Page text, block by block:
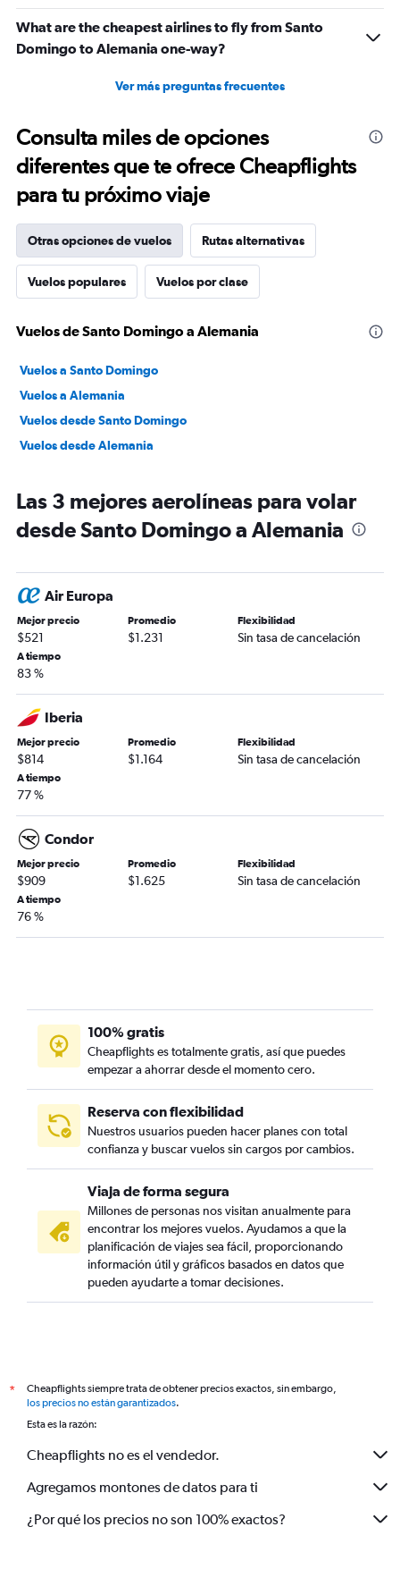
What are the cheapest airlines to fly from Santo
Domingo to Alemania one-way?
Ver más preguntas frecuentes
Consulta miles de opciones
diferentes que te ofrece Cheapflights
para tu próximo viaje
Otras opciones de vuelos Rutas alternativas
Vuelos populares Vuelos por clase
Vuelos de Santo Domingo a Alemania
Vuelos a Santo Domingo
Vuelos a Alemania
Vuelos desde Santo Domingo
Vuelos desde Alemania
Las 3 mejores aerolíneas para volar
desde Santo Domingo a Alemania
Air Europa
Mejor precio
$521
Promedio
$1.231
Flexibilidad
Sin tasa de cancelación
A tiempo
83 %
Iberia
Mejor precio
$814
Promedio
$1.164
Flexibilidad
Sin tasa de cancelación
A tiempo
77 %
Condor
Mejor precio
$909
Promedio
$1.625
Flexibilidad
Sin tasa de cancelación
A tiempo
76 %
100% gratis
Cheapflights es totalmente gratis, así que puedes
empezar a ahorrar desde el momento cero.
Reserva con flexibilidad
Nuestros usuarios pueden hacer planes con total
confianza y buscar vuelos sin cargos por cambios.
Viaja de forma segura
Millones de personas nos visitan anualmente para
encontrar los mejores vuelos. Ayudamos a que la
planificación de viajes sea fácil, proporcionando
información útil y gráficos basados en datos que
pueden ayudarte a tomar decisiones.
*
Cheapflights siempre trata de obtener precios exactos, sin embargo,
los precios no están garantizados.
Esta es la razón:
Cheapflights no es el vendedor.
Agregamos montones de datos para ti
¿Por qué los precios no son 100% exactos?